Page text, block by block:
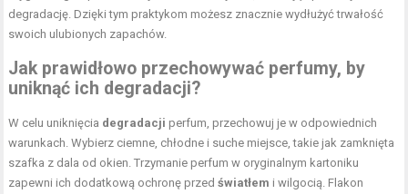
degradację. Dzięki tym praktykom możesz znacznie wydłużyć trwałość
swoich ulubionych zapachów.
Jak prawidłowo przechowywać perfumy, by
uniknąć ich degradacji?
W celu uniknięcia degradacji perfum, przechowuj je w odpowiednich
warunkach. Wybierz ciemne, chłodne i suche miejsce, takie jak zamknięta
szafka z dala od okien. Trzymanie perfum w oryginalnym kartoniku
zapewni ich dodatkową ochronę przedświatłem i wilgocią. Flakon